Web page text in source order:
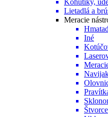
Kohútiky,
Lietadlá a
Meracie
Iné
Štvorce